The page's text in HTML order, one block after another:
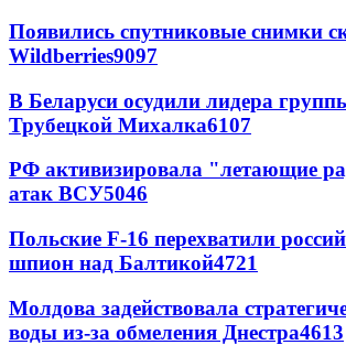
Появились спутниковые снимки
Wildberries9097
В Беларуси осудили лидера
Трубецкой Михалка6107
РФ активизировала "летающие
атак ВСУ5046
Польские F-16 перехватили
шпион над Балтикой4721
Молдова задействовала
воды из-за обмеления Днестра4613